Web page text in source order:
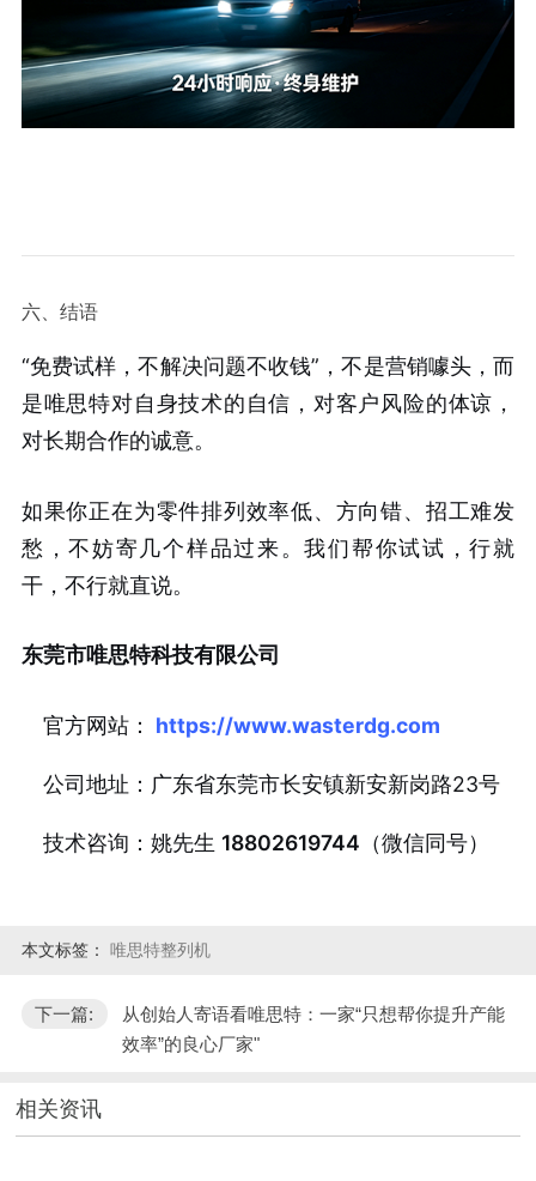
六、结语
“免费试样，不解决问题不收钱”，不是营销噱头，而
是唯思特对自身技术的自信，对客户风险的体谅，
对长期合作的诚意。
如果你正在为零件排列效率低、方向错、招工难发
愁，不妨寄几个样品过来。我们帮你试试，行就
干，不行就直说。
东莞市唯思特科技有限公司
官方网站： https://www.wasterdg.com
公司地址：广东省东莞市长安镇新安新岗路23号
技术咨询：姚先生 18802619744 （微信同号）
本文标签： 唯思特整列机
下一篇:
从创始人寄语看唯思特：一家“只想帮你提升产能
效率”的良心厂家"
相关资讯